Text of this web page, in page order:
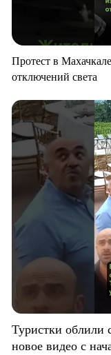
Протест в
отключений света
Туристки облили
новое видео с